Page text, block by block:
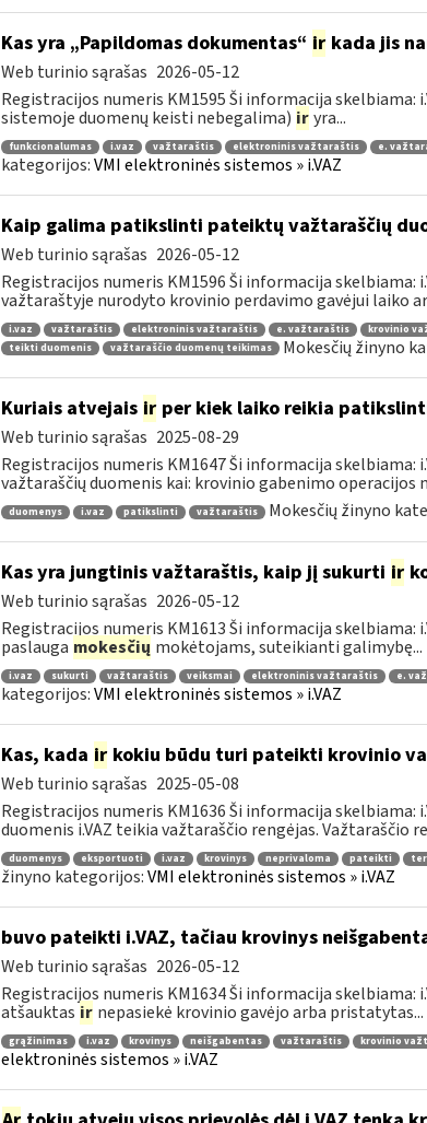
Kas yra „Papildomas dokumentas“ irkada jis
Web turinio sąrašas 2026-05-12
Registracijos numeris KM1595 Ši informacija skelbiama:
sistemoje duomenų keisti nebegalima) ir yra...
funkcionalumas i.vaz važtaraštis elektroninis važtaraštis e.
kategorijos:VMI elektroninės sistemos » i.VAZ
Kaip galima patikslinti pateiktų važtaraščių
Web turinio sąrašas 2026-05-12
Registracijos numeris KM1596 Ši informacija skelbiama:
važtaraštyje nurodyto krovinio perdavimo gavėjui laiko
i.vaz važtaraštis elektroninis važtaraštis e. važtaraštis krovinio
teikti duomenis
važtaraščio duomenų teikimas Mokesčių žinyno
Kuriais atvejais irper kiek laiko reikia
Web turinio sąrašas 2025-08-29
Registracijos numeris KM1647 Ši informacija
važtaraščių duomenis kai: krovinio gabenimo operacijos
duomenys i.vaz patikslinti važtaraštis Mokesčių žinyno
Kas yra jungtinis važtaraštis, kaip jį sukurti ir
Web turinio sąrašas 2026-05-12
Registracijos numeris KM1613 Ši informacija
paslauga mokesčių mokėtojams, suteikianti galimybę...
i.vaz sukurti važtaraštis veiksmai elektroninis važtaraštis e.
kategorijos:VMI elektroninės sistemos » i.VAZ
Kas, kada irkokiu būdu turi pateikti krovinio
Web turinio sąrašas 2025-05-08
Registracijos numeris KM1636 Ši informacija skelbiama:
duomenis i.VAZ teikia važtaraščio rengėjas. Važtaraščio
duomenys eksportuoti i.vaz krovinys neprivaloma pateikti
žinyno kategorijos:VMI elektroninės sistemos » i.VAZ
buvo pateikti i.VAZ, tačiau krovinys
Web turinio sąrašas 2026-05-12
Registracijos numeris KM1634 Ši informacija skelbiama:
atšauktas ir nepasiekė krovinio gavėjo arba pristatytas...
grąžinimas i.vaz krovinys neišgabentas važtaraštis krovinio
elektroninės sistemos » i.VAZ